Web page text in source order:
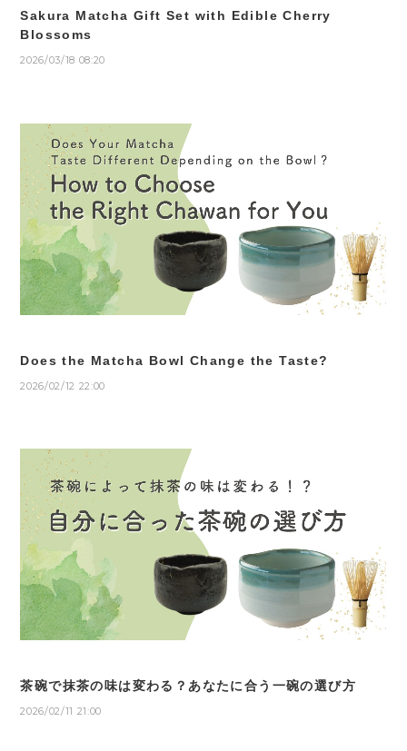
Sakura Matcha Gift Set with Edible Cherry
Blossoms
2026/03/18 08:20
Does the Matcha Bowl Change the Taste?
2026/02/12 22:00
茶碗で抹茶の味は変わる？あなたに合う一碗の選び方
2026/02/11 21:00